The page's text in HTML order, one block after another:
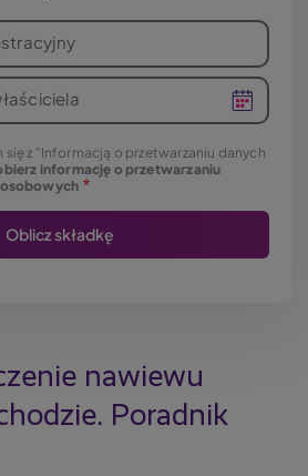
się z "Informacją o przetwarzaniu danych
informację o przetwarzaniu
nawiewu
Poradnik